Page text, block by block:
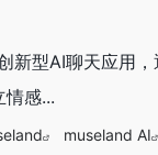
新型AI聊天应用
感...
museland AI